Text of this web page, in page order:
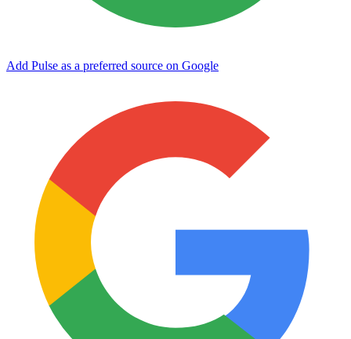
Add Pulse as a preferred source on Google